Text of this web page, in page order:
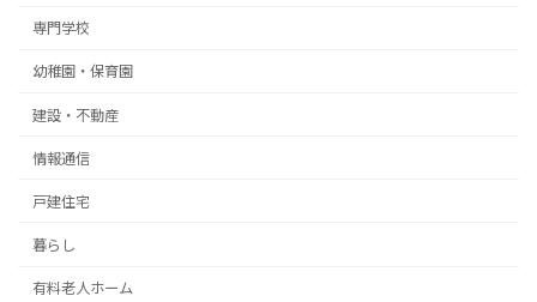
専門学校
幼稚園・保育園
建設・不動産
情報通信
戸建住宅
暮らし
有料老人ホーム